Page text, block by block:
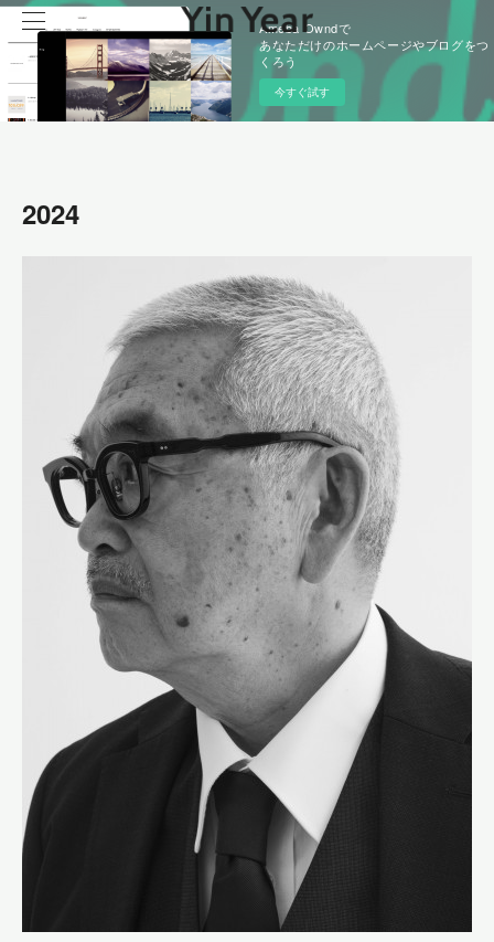
Ameba Owndで
あなただけのホームページやブログをつ
くろう
今すぐ試す
2024